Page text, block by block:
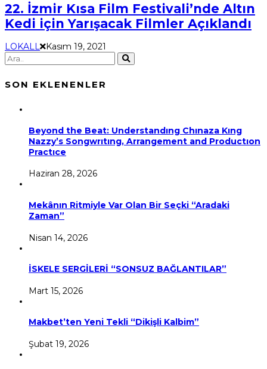
22. İzmir Kısa Film Festivali’nde Altın
Kedi için Yarışacak Filmler Açıklandı
LOKALL Kasım 19, 2021
SON EKLENENLER
Beyond the Beat: Understandıng Chınaza Kıng
Nazzy’s Songwrıtıng, Arrangement and Productıon
Practıce
Haziran 28, 2026
Mekânın Ritmiyle Var Olan Bir Seçki “Aradaki
Zaman”
Nisan 14, 2026
İSKELE SERGİLERİ “SONSUZ BAĞLANTILAR”
Mart 15, 2026
Makbet’ten Yeni Tekli “Dikişli Kalbim”
Şubat 19, 2026